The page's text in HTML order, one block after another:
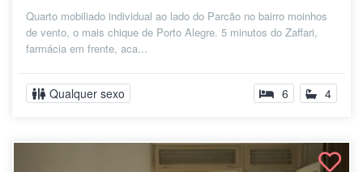
Quarto mobiliado individual ao lado do Parcão no bairro moinhos
de vento, o mais chique de Porto Alegre. 5 minutos do Zaffari,
farmácia em frente, aca...
Qualquer sexo 6 4